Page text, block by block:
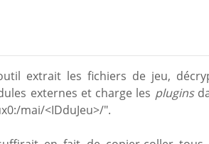
extrait les fichiers de jeu,
externes et charge les plugins
mai/<IDduJeu>/".